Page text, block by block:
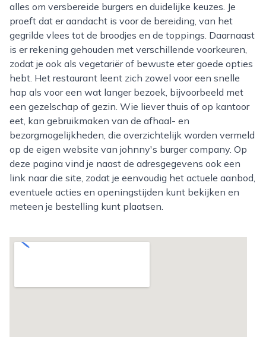
alles om versbereide burgers en duidelijke keuzes. Je
proeft dat er aandacht is voor de bereiding, van het
gegrilde vlees tot de broodjes en de toppings. Daarnaast
is er rekening gehouden met verschillende voorkeuren,
zodat je ook als vegetariër of bewuste eter goede opties
hebt. Het restaurant leent zich zowel voor een snelle
hap als voor een wat langer bezoek, bijvoorbeeld met
een gezelschap of gezin. Wie liever thuis of op kantoor
eet, kan gebruikmaken van de afhaal- en
bezorgmogelijkheden, die overzichtelijk worden vermeld
op de eigen website van johnny's burger company. Op
deze pagina vind je naast de adresgegevens ook een
link naar die site, zodat je eenvoudig het actuele aanbod,
eventuele acties en openingstijden kunt bekijken en
meteen je bestelling kunt plaatsen.